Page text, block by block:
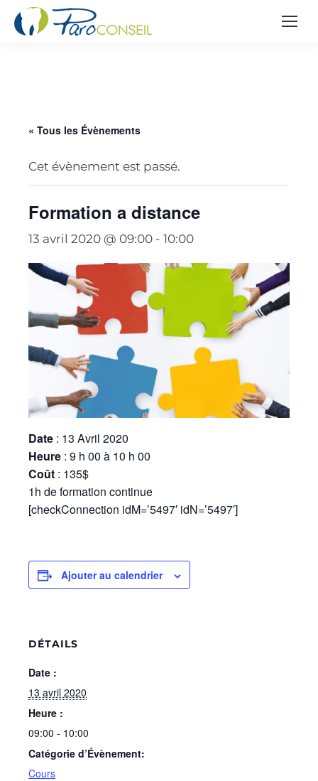
« Tous les Évènements
Cet évènement est passé.
Formation a distance
13 avril 2020 @ 09:00 - 10:00
Date : 13 Avril 2020
Heure : 9 h 00 à 10 h 00
Coût : 135$
1h de formation continue
[checkConnection idM=’5497′ idN=’5497′]
Ajouter au calendrier
DÉTAILS
Date :
13 avril 2020
Heure :
09:00 - 10:00
Catégorie d’Évènement:
Cours